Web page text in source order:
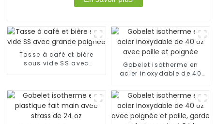
Tasse à café et bière
sous vide SS avec
Gobelet isotherme en
acier inoxydable de 40